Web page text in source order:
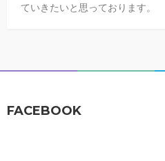
ていきたいと思っております。
FACEBOOK